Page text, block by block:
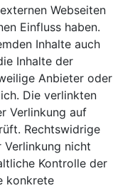
Webseiten
Einfluss haben.
Inhalte auch
Inhalte der
Anbieter oder
Die verlinkten
Verlinkung auf
Rechtswidrige
nicht
Kontrolle der
konkrete